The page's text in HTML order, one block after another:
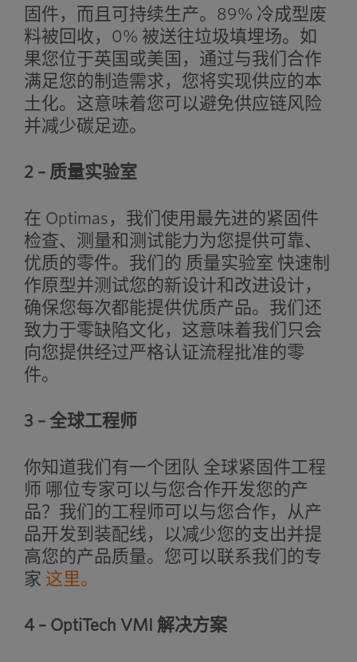
固件，而且可持续生产。89% 冷成型废
料被回收，0% 被送往垃圾填埋场。如
果您位于英国或美国，通过与我们合作
满足您的制造需求，您将实现供应的本
土化。这意味着您可以避免供应链风险
并减少碳足迹。
2 – 质量实验室
在 Optimas，我们使用最先进的紧固件
检查、测量和测试能力为您提供可靠、
优质的零件。我们的 质量实验室 快速制
作原型并测试您的新设计和改进设计，
确保您每次都能提供优质产品。我们还
致力于零缺陷文化，这意味着我们只会
向您提供经过严格认证流程批准的零
件。
3 – 全球工程师
你知道我们有一个团队 全球紧固件工程
师 哪位专家可以与您合作开发您的产
品？我们的工程师可以与您合作，从产
品开发到装配线，以减少您的支出并提
高您的产品质量。您可以联系我们的专
家 这里。
4 – OptiTech VMI 解决方案